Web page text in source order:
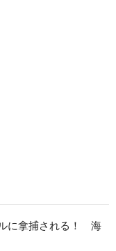
に拿捕される！ 海